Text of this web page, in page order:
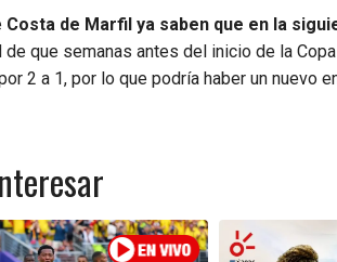
Costa de Marfil ya saben que en la
de que semanas antes del inicio de la
2 a 1, por lo que podría haber un nuevo